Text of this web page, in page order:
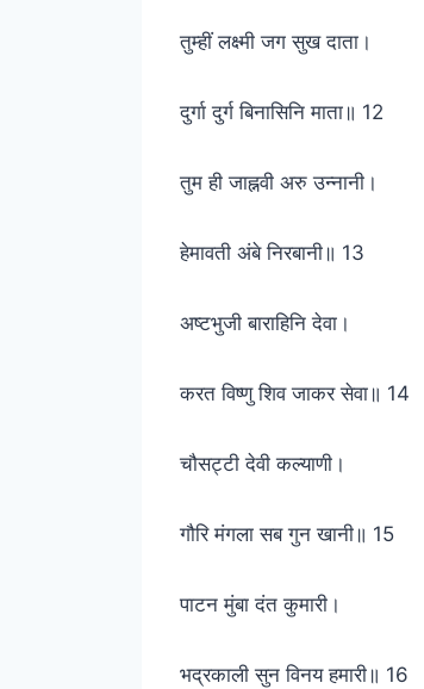
तुम्हीं लक्ष्मी जग सुख दाता।
दुर्गा दुर्ग बिनासिनि माता॥ 12
तुम ही जाह्नवी अरु उन्नानी।
हेमावती अंबे निरबानी॥ 13
अष्टभुजी बाराहिनि देवा।
करत विष्णु शिव जाकर सेवा॥ 14
चौसट्टी देवी कल्याणी।
गौरि मंगला सब गुन खानी॥ 15
पाटन मुंबा दंत कुमारी।
भद्रकाली सुन विनय हमारी॥ 16